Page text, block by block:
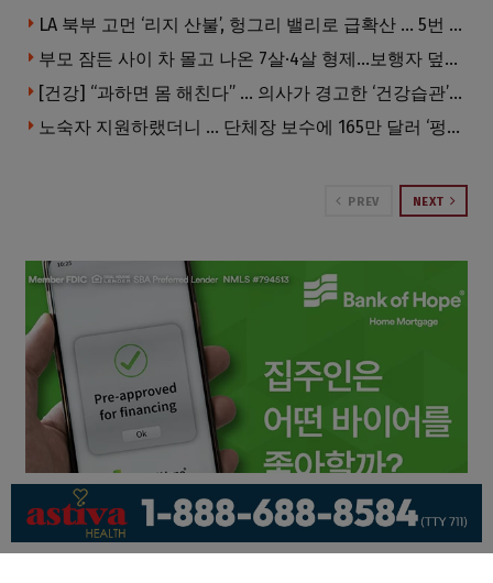
LA 북부 고먼 ‘리지 산불’, 헝그리 밸리로 급확산 … 5번 Fwy 양방향 전면 폐쇄
부모 잠든 사이 차 몰고 나온 7살·4살 형제…보행자 덮쳐 중태
[건강] “과하면 몸 해친다” … 의사가 경고한 ‘건강습관’ 5가지
노숙자 지원하랬더니 … 단체장 보수에 165만 달러 ‘펑펑’
PREV NEXT